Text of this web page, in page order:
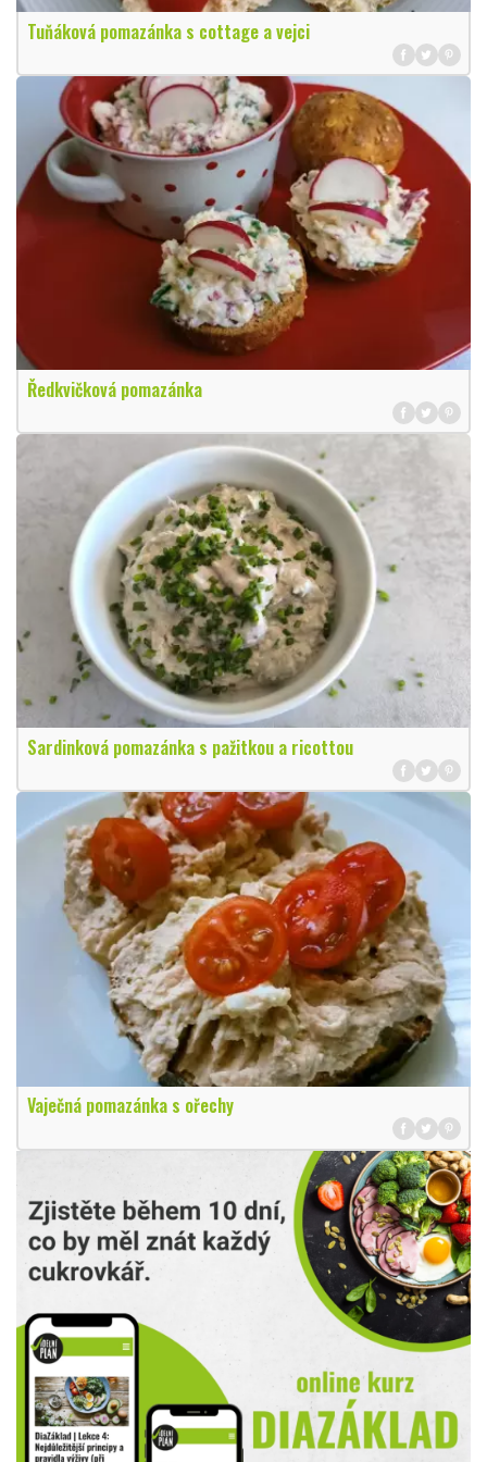
Tuňáková pomazánka s cottage a vejci
Ředkvičková pomazánka
Sardinková pomazánka s pažitkou a ricottou
Vaječná pomazánka s ořechy